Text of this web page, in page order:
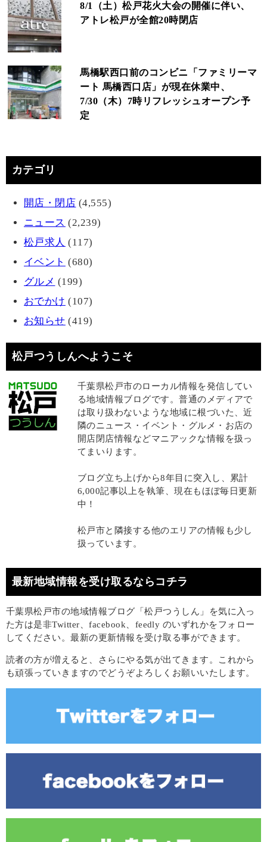
8/1（土）松戸花火大会の開催に伴い、
アトレ松戸が全館20時閉店
馬橋駅西口前のコンビニ「ファミリーマ
ート 馬橋西口店」が現在休業中、
7/30（木）7時リフレッシュオープン予
定
カテゴリ
開店・閉店 (4,555)
ニュース (2,239)
松戸求人 (117)
イベント (680)
グルメ (199)
おでかけ (107)
お知らせ (419)
松戸つうしんへようこそ
千葉県松戸市のローカル情報を発信してい
る地域情報ブログです。普通のメディアで
は取り扱わないような地域に根づいた、近
隣のニュース・イベント・グルメ・お店の
開店閉店情報などマニアックな情報を扱っ
てまいります。
ブログ立ち上げから8年目に突入し、累計
6,000記事以上を執筆、現在もほぼ毎日更新
中！
松戸市と隣接する他のエリアの情報も少し
扱っています。
最新地域情報を受け取るならコチラ
千葉県松戸市の地域情報ブログ「松戸つうしん」を気に入っ
た方は是非Twitter、facebook、feedly のいずれかをフォロー
してください。最新の更新情報を受け取る事ができます。
読者の方が増えると、さらにやる気が出てきます。これから
も頑張っていきますのでどうぞよろしくお願いいたします。